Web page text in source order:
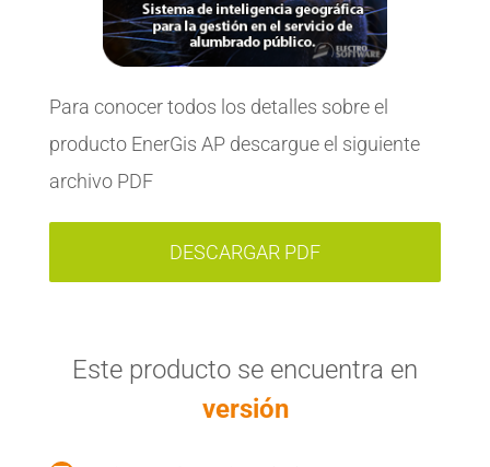
Para conocer todos los detalles sobre el
producto EnerGis AP descargue el siguiente
archivo PDF
DESCARGAR PDF
Este producto se encuentra en
versión